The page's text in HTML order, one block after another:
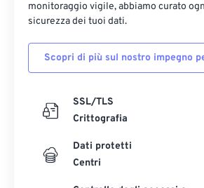
monitoraggio vigile, abbiamo curato
sicurezza dei tuoi dati.
Scopri di più sul nostro impegno
SSL/TLS
Crittografia
Dati protetti
Centri